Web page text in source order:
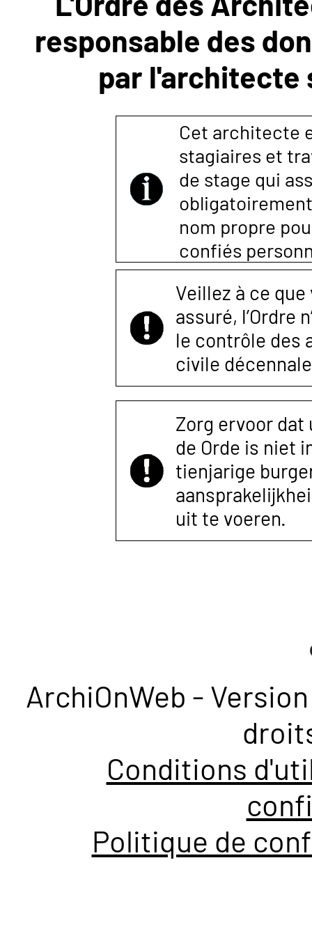
NOUS
CONTACTER
responsable des
par l'architecte
Cet architecte
stagiaires et
de stage qui
nom propre
confiés
Veillez à ce
assuré, l’Ordre
le contrôle des
civile
Zorg ervoor
de Orde is niet
tienjarige
uit te voeren.
ArchiOnWeb -
Conditions
Politique de